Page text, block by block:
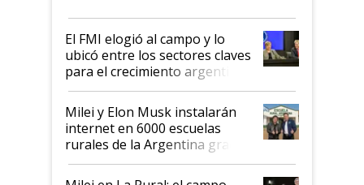
de Milei
El FMI elogió al campo y lo
ubicó entre los sectores claves
para el crecimiento argentino
Milei y Elon Musk instalarán
internet en 6000 escuelas
rurales de la Argentina gracias
a un acuerdo con Starlink